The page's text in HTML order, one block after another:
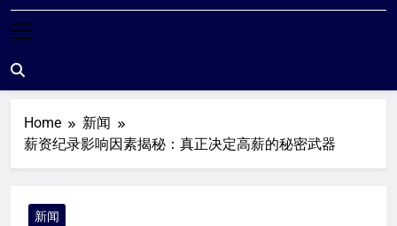
Home
新闻
薪资纪录影响因素揭秘：真正决定高薪的秘密武器
新闻